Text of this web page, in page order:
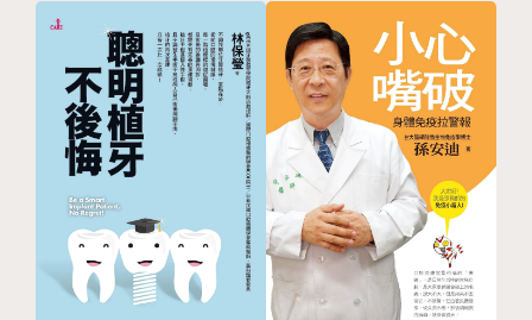
過去在法國擔任記者和電視節目主持人，過勞的日常促
使他轉行，並在輔導和身心健康領域取得專業資格。現
在提供客製化的輔導服務、專題講座、以及在森林裡進
行的森林療癒之療程，著有多本書，並經常在媒體發表
文章。
在臺北生活了四年後，現居成都，致力於推廣森林療法
與氣功、冥想、身心調節學的益處。
更多關於作者的訊息：
www.alainlancelot.com
第2步〔釋放（壓力）〕的補充練習
第3步〔重新連結（對自己）〕的補充練習
第4步〔解放〕的補充練習
如果你藉此機會檢視自己呢？
第5步〔融入〕的補充練習
結語 所有的結束都是一個開始
參考書目和推薦作品